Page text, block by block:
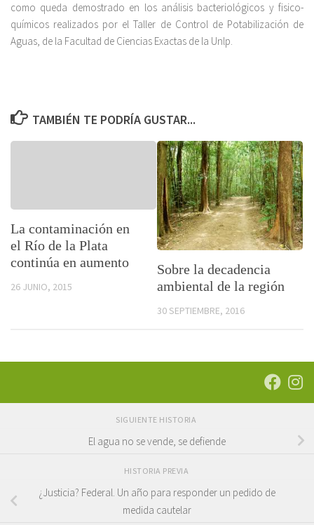
como queda demostrado en los análisis bacteriológicos y fisico-
químicos realizados por el Taller de Control de Potabilización de
Aguas, de la Facultad de Ciencias Exactas de la Unlp.
TAMBIÉN TE PODRÍA GUSTAR...
La contaminación en
el Río de la Plata
continúa en aumento
26 JUNIO, 2015
Sobre la decadencia
ambiental de la región
30 SEPTIEMBRE, 2016
SIGUIENTE HISTORIA
El agua no se vende, se defiende
HISTORIA PREVIA
¿Justicia? Federal. Un año para responder un pedido de
medida cautelar